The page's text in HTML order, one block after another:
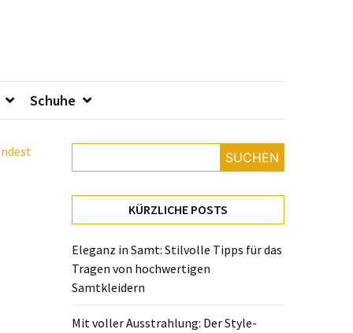
Schuhe
SUCHEN
KÜRZLICHE POSTS
Eleganz in Samt: Stilvolle Tipps für das
Tragen von hochwertigen
Samtkleidern
Mit voller Ausstrahlung: Der Style-